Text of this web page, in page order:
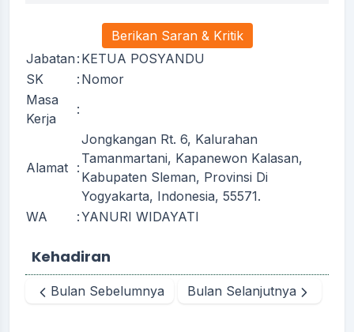
Berikan Saran & Kritik
Jabatan : KETUA POSYANDU
SK
: Nomor
Masa
Kerja
:
Alamat :
Jongkangan Rt. 6, Kalurahan
Tamanmartani, Kapanewon Kalasan,
Kabupaten Sleman, Provinsi Di
Yogyakarta, Indonesia, 55571.
WA
:YANURI WIDAYATI
Kehadiran
Bulan Sebelumnya Bulan Selanjutnya